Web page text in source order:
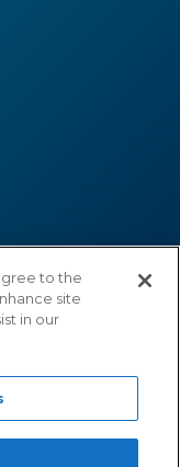
to the
site
in our